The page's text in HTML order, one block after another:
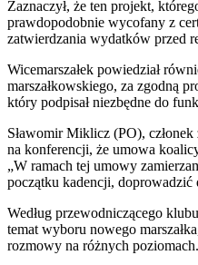
Zaznaczył, że ten projekt,
prawdopodobnie wycofany z
zatwierdzania wydatków przed
Wicemarszałek powiedział
marszałkowskiego, za zgodną
który podpisał niezbędne do
Sławomir Miklicz (PO),
na konferencji, że umowa
„W ramach tej umowy
początku kadencji, doprowadzić
Według przewodniczącego
temat wyboru nowego
rozmowy na różnych poziomach.